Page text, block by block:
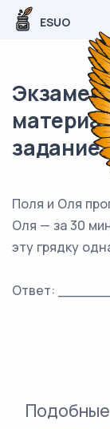
ESUO
задание
Поля и Оля
Оля — за 30
эту грядку
Ответ: